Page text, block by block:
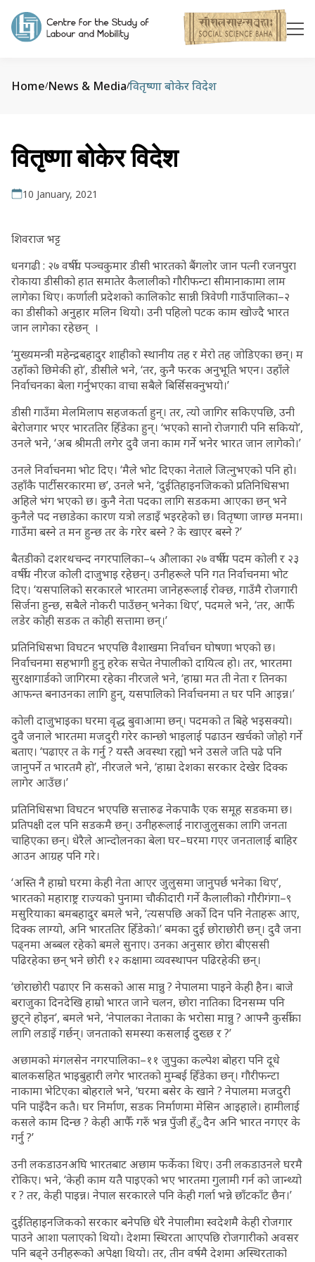
Home/News & Media/वितृष्णा बोकेर विदेश
वितृष्णा बोकेर विदेश
10 January, 2021
शिवराज भट्ट
धनगढी : २७ वर्षीय पञ्चकुमार डीसी भारतको बैंगलोर जान पत्नी रजनपुरा
रोकाया डीसीको हात समातेर कैलालीको गौरीफन्टा सीमानाकामा लाम
लागेका थिए। कर्णाली प्रदेशको कालिकोट सान्नी त्रिवेणी गाउँपालिका–२
का डीसीको अनुहार मलिन थियो। उनी पहिलो पटक काम खोज्दै भारत
जान लागेका रहेछन् ।
‘मुख्यमन्त्री महेन्द्रबहादुर शाहीको स्थानीय तह र मेरो तह जोडिएका छन्। म
उहाँको छिमेकी हो’, डीसीले भने, ‘तर, कुनै फरक अनुभूति भएन। उहाँले
निर्वाचनका बेला गर्नुभएका वाचा सबैले बिर्सिसक्नुभयो।’
डीसी गाउँमा मेलमिलाप सहजकर्ता हुन्। तर, त्यो जागिर सकिएपछि, उनी
बेरोजगार भएर भारततिर हिँडेका हुन्। ‘भएको सानो रोजगारी पनि सकियो’,
उनले भने, ‘अब श्रीमती लगेर दुवै जना काम गर्ने भनेर भारत जान लागेको।’
उनले निर्वाचनमा भोट दिए। ‘मैले भोट दिएका नेताले जित्नुभएको पनि हो।
उहाँकै पार्टी सरकारमा छ’, उनले भने, ‘दुईतिहाइनजिकको प्रतिनिधिसभा
अहिले भंग भएको छ। कुनै नेता पदका लागि सडकमा आएका छन् भने
कुनैले पद नछाडेका कारण यत्रो लडाइँ भइरहेको छ। वितृष्णा जाग्छ मनमा।
गाउँमा बस्ने त मन हुन्छ तर के गरेर बस्ने ? के खाएर बस्ने ?’
बैतडीको दशरथचन्द नगरपालिका–५ औलाका २७ वर्षीय पदम कोली र २३
वर्षीय नीरज कोली दाजुभाइ रहेछन्। उनीहरूले पनि गत निर्वाचनमा भोट
दिए। ‘यसपालिको सरकारले भारतमा जानेहरूलाई रोक्छ, गाउँमै रोजगारी
सिर्जना हुन्छ, सबैले नोकरी पाउँछन् भनेका थिए’, पदमले भने, ‘तर, आफैँ
लडेर कोही सडक त कोही सत्तामा छन्।’
प्रतिनिधिसभा विघटन भएपछि वैशाखमा निर्वाचन घोषणा भएको छ।
निर्वाचनमा सहभागी हुनु हरेक सचेत नेपालीको दायित्व हो। तर, भारतमा
सुरक्षागार्डको जागिरमा रहेका नीरजले भने, ‘हाम्रा मत ती नेता र तिनका
आफन्त बनाउनका लागि हुन्, यसपालिको निर्वाचनमा त घर पनि आइन्न।’
कोली दाजुभाइका घरमा वृद्ध बुवाआमा छन्। पदमको त बिहे भइसक्यो।
दुवै जनाले भारतमा मजदुरी गरेर कान्छो भाइलाई पढाउन खर्चको जोहो गर्ने
बताए। ‘पढाएर त के गर्नु ? यस्तै अवस्था रह्यो भने उसले जति पढे पनि
जानुपर्ने त भारतमै हो’, नीरजले भने, ‘हाम्रा देशका सरकार देखेर दिक्क
लागेर आउँछ।’
प्रतिनिधिसभा विघटन भएपछि सत्तारुढ नेकपाकै एक समूह सडकमा छ।
प्रतिपक्षी दल पनि सडकमै छन्। उनीहरूलाई नाराजुलुसका लागि जनता
चाहिएका छन्। धेरैले आन्दोलनका बेला घर–घरमा गएर जनतालाई बाहिर
आउन आग्रह पनि गरे।
‘अस्ति नै हाम्रो घरमा केही नेता आएर जुलुसमा जानुपर्छ भनेका थिए’,
भारतको महाराष्ट्र राज्यको पुनामा चौकीदारी गर्ने कैलालीको गौरीगंगा–९
मसुरियाका बमबहादुर बमले भने, ‘त्यसपछि अर्को दिन पनि नेताहरू आए,
दिक्क लाग्यो, अनि भारततिर हिँडेको।’ बमका दुई छोराछोरी छन्। दुवै जना
पढ्नमा अब्बल रहेको बमले सुनाए। उनका अनुसार छोरा बीएससी
पढिरहेका छन् भने छोरी १२ कक्षामा व्यवस्थापन पढिरहेकी छन्।
‘छोराछोरी पढाएर नि कसको आस मान्नु ? नेपालमा पाइने केही हैन। बाजे
बराजुका दिनदेखि हाम्रो भारत जाने चलन, छोरा नातिका दिनसम्म पनि
छुट्ने होइन’, बमले भने, ‘नेपालका नेताका के भरोसा मान्नु ? आफ्नै कुर्सीका
लागि लडाइँ गर्छन्। जनताको समस्या कसलाई दुख्छ र ?’
अछामको मंगलसेन नगरपालिका–११ जुपुका कल्पेश बोहरा पनि दूधे
बालकसहित भाइबुहारी लगेर भारतको मुम्बई हिँडेका छन्। गौरीफन्टा
नाकामा भेटिएका बोहराले भने, ‘घरमा बसेर के खाने ? नेपालमा मजदुरी
पनि पाइँदैन कतै। घर निर्माण, सडक निर्माणमा मेसिन आइहाले। हामीलाई
कसले काम दिन्छ ? केही आफैँ गरुँ भन्न पुँजी हँुदैन अनि भारत नगएर के
गर्नु ?’
उनी लकडाउनअघि भारतबाट अछाम फर्केका थिए। उनी लकडाउनले घरमै
रोकिए। भने, ‘केही काम यतै पाइएको भए भारतमा गुलामी गर्न को जान्थ्यो
र ? तर, केही पाइन्न। नेपाल सरकारले पनि केही गर्ला भन्ने छाँटकाँट छैन।’
दुईतिहाइनजिकको सरकार बनेपछि धेरै नेपालीमा स्वदेशमै केही रोजगार
पाउने आशा पलाएको थियो। देशमा स्थिरता आएपछि रोजगारीको अवसर
पनि बढ्ने उनीहरूको अपेक्षा थियो। तर, तीन वर्षमै देशमा अस्थिरताको